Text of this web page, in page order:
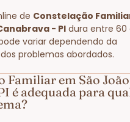
de Constelação
- PIdura entre 60
variar dependendo da
problemas abordados.
Familiar em São
é adequada para